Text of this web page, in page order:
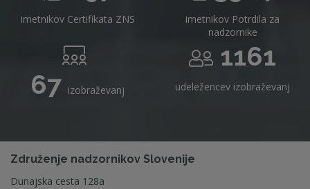
imetnikov Certifikata ZNS
imetnikov Potrdila za
nadzornike
67 izobraževanj
1161
udeležencev izobraževanj
Združenje nadzornikov Slovenije
Dunajska cesta 128a